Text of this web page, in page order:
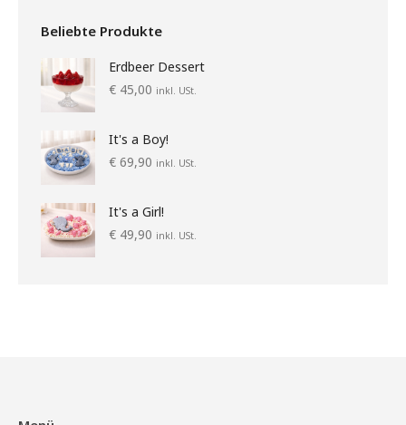
Beliebte Produkte
Erdbeer Dessert
€ 45,00 inkl. USt.
It's a Boy!
€ 69,90 inkl. USt.
It's a Girl!
€ 49,90 inkl. USt.